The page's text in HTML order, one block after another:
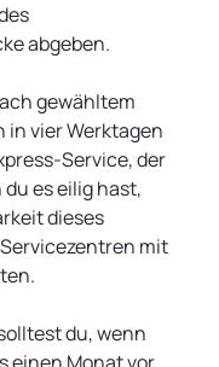
abgeben.
gewähltem
in vier Werktagen
Service, der
es eilig hast,
dieses
mit
du, wenn